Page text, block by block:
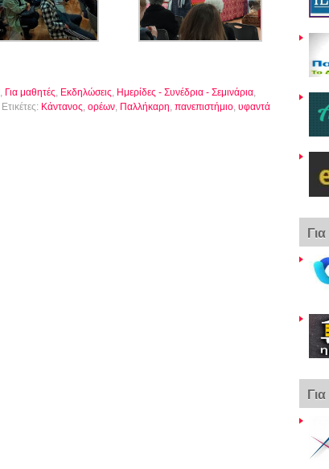
, Για μαθητές, Εκδηλώσεις, Ημερίδες - Συνέδρια - Σεμινάρια,
Ετικέτες: Κάντανος, ορέων, Παλλήκαρη, πανεπιστήμιο, υφαντά